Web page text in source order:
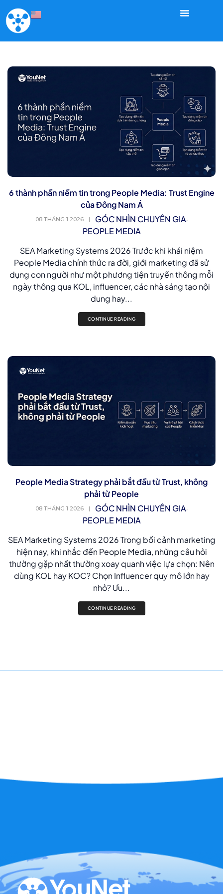
6 thành phần niềm tin trong People Media: Trust Engine
của Đông Nam Á
08 THÁNG 1 2026 | GÓC NHÌN CHUYÊN GIA
PEOPLE MEDIA
SEA Marketing Systems 2026 Trước khi khái niệm
People Media chính thức ra đời, giới marketing đã sử
dụng con người như một phương tiện truyền thông mỗi
ngày thông qua KOL, influencer, các nhà sáng tạo nội
dung hay...
CONTINUE READING
People Media Strategy phải bắt đầu từ Trust, không
phải từ People
08 THÁNG 1 2026 | GÓC NHÌN CHUYÊN GIA,
PEOPLE MEDIA
SEA Marketing Systems 2026 Trong bối cảnh marketing
hiện nay, khi nhắc đến People Media, những câu hỏi
thường gặp nhất thường xoay quanh việc lựa chọn: Nên
dùng KOL hay KOC? Chọn Influencer quy mô lớn hay
nhỏ? Ưu...
CONTINUE READING